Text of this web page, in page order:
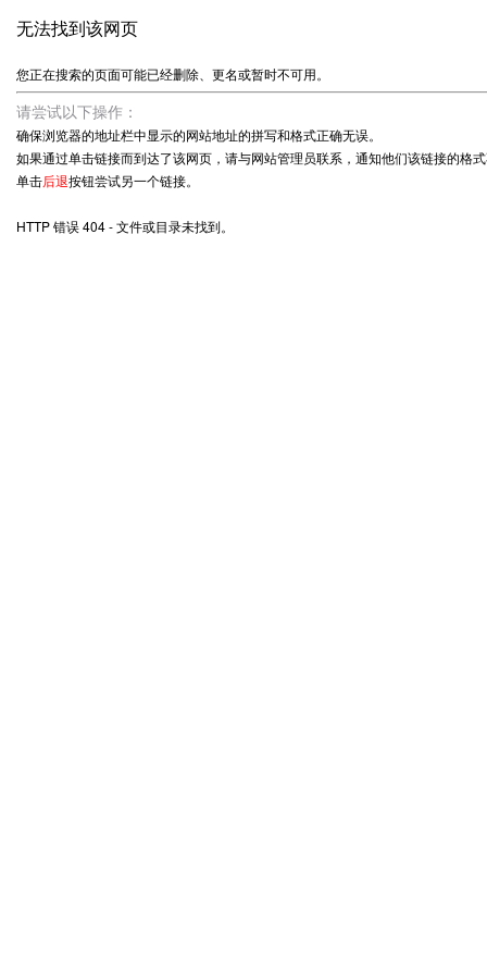
无法找到该网页
您正在搜索的页面可能已经删除、更名或暂时不可用。
请尝试以下操作：
确保浏览器的地址栏中显示的网站地址的拼写和格式正确无误。
如果通过单击链接而到达了该网页，请与网站管理员联系，通知他们该链接的格
单击后退按钮尝试另一个链接。
HTTP 错误 404 - 文件或目录未找到。